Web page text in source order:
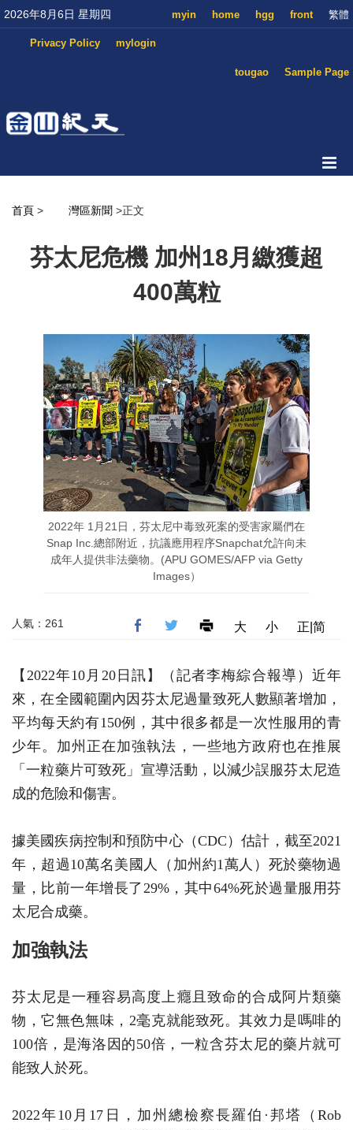
2026年8月6日 星期四 繁體
front
hgg
home
myin
mylogin
Privacy Policy
Sample Page
tougao
首頁 > 灣區新聞 >正文
芬太尼危機 加州18月繳獲超
400萬粒
2022年 1月21日，芬太尼中毒致死案的受害家屬們在
Snap Inc.總部附近，抗議應用程序Snapchat允許向未
成年人提供非法藥物。(APU GOMES/AFP via Getty
Images）
人氣：261 大 小 正|简
【2022年10月20日訊】（記者李梅綜合報導）近年
來，在全國範圍內因芬太尼過量致死人數顯著增加，
平均每天約有150例，其中很多都是一次性服用的青
少年。加州正在加強執法，一些地方政府也在推展
「一粒藥片可致死」宣導活動，以減少誤服芬太尼造
成的危險和傷害。
據美國疾病控制和預防中心（CDC）估計，截至2021
年，超過10萬名美國人（加州約1萬人）死於藥物過
量，比前一年增長了29%，其中64%死於過量服用芬
太尼合成藥。
加強執法
芬太尼是一種容易高度上癮且致命的合成阿片類藥
物，它無色無味，2毫克就能致死。其效力是嗎啡的
100倍，是海洛因的50倍，一粒含芬太尼的藥片就可
能致人於死。
2022年10月17日，加州總檢察長羅伯·邦塔（Rob